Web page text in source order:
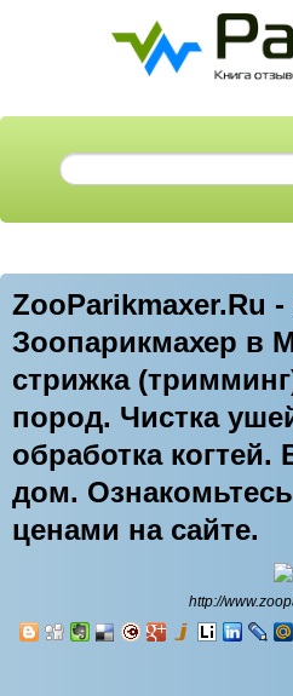
ZooParikmaxer.Ru -
Зоопарикмахер в
стрижка
пород. Чистка
обработка
дом.
ценами на сайте.
http://